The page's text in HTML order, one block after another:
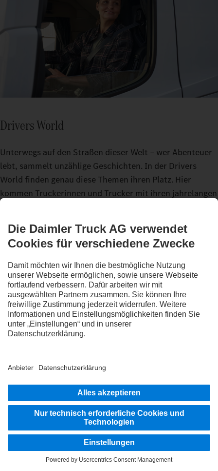
Drivers World
Unterwegs auf den Straßen dieser Welt – wer Abenteuer
lebt, sammelt unzählige Geschichten. In der Drivers
World finden genau diese Themen ihren Platz. Hier
kommen Truckerinnen und Trucker mit ihren jahrelangen
Erfahrungen, wahrer Leidenschaft und unvergesslichen
Mehr erfahren
Die Abbildungen und Texte können auch Zubehör und Sonderausstattungen